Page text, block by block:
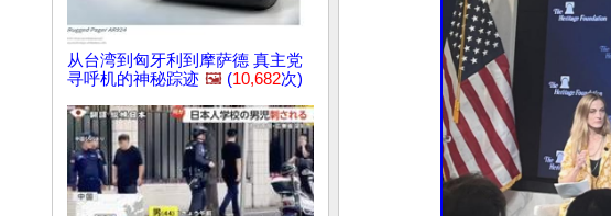
从台湾到匈牙利到摩萨德 真主党
寻呼机的神秘踪迹 🖼️ (10,682次)